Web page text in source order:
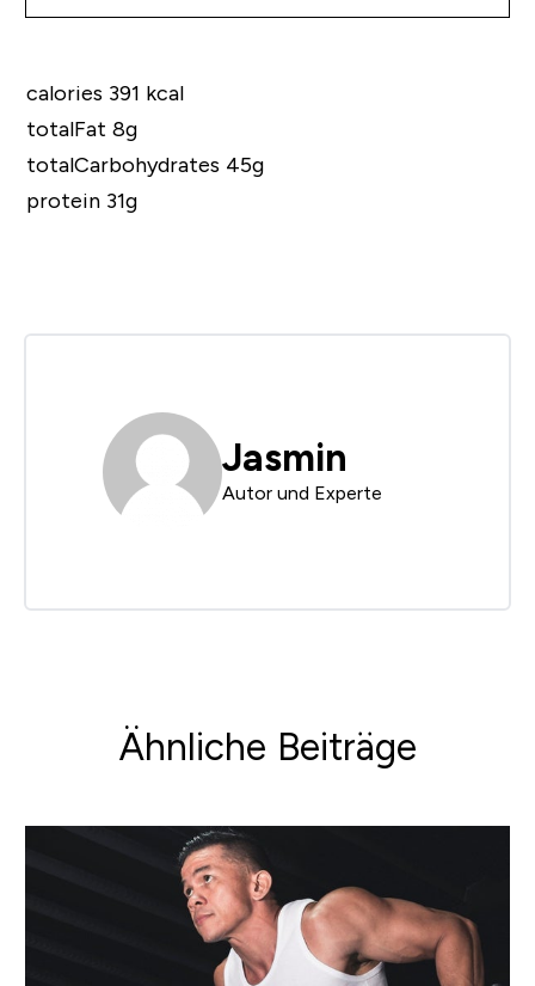
calories 391 kcal
totalFat 8g
totalCarbohydrates 45g
protein 31g
Jasmin
Autor und Experte
Ähnliche Beiträge